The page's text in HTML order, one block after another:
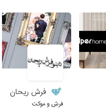
فرش ریحان
فرش و موکت